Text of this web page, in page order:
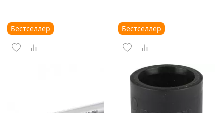
Бестселлер Бестселлер